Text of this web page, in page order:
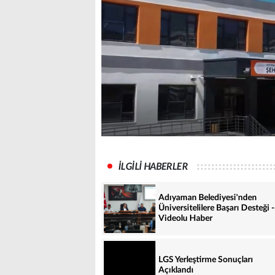
İLGİLİ HABERLER
Adıyaman Belediyesi'nden
Üniversitelilere Başarı Desteği -
Videolu Haber
LGS Yerleştirme Sonuçları
Açıklandı